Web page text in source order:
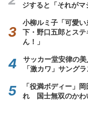
ジすると「それがマ
小柳ルミ子「可愛
下・野口五郎とス
ん！」
サッカー堂安律の
「激カワ」サング
「役満ボディー」
れ 国士無双のかわ